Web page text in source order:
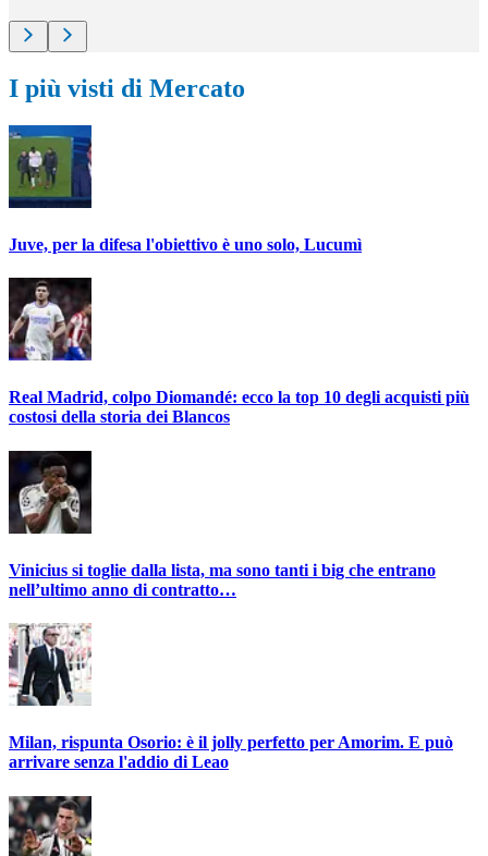
I più visti di Mercato
Juve, per la difesa l'obiettivo è uno solo, Lucumì
Real Madrid, colpo Diomandé: ecco la top 10 degli acquisti più
costosi della storia dei Blancos
Vinicius si toglie dalla lista, ma sono tanti i big che entrano
nell’ultimo anno di contratto…
Milan, rispunta Osorio: è il jolly perfetto per Amorim. E può
arrivare senza l'addio di Leao